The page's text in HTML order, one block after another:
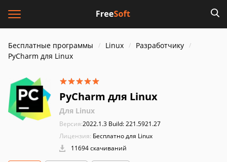
Бесплатные программы Linux
Разработчику
PyCharm для Linux
PyCharm для Linux
Для Linux
Версия:2022.1.3 Build: 221.5921.27
Лицензия: Бесплатно для Linux
11694 скачиваний